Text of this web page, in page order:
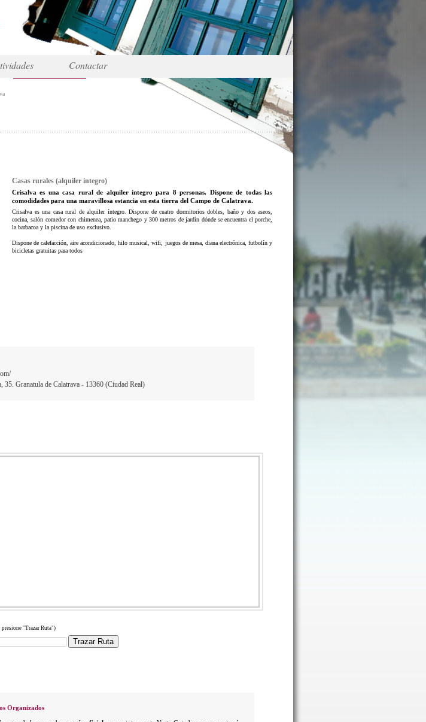
Contactar
Casas rurales (alquiler integro)
Crisalva es una casa rural de alquiler íntegro para 8 personas. Dispone de todas las
comodidades para una maravillosa estancia en esta tierra del Campo de Calatrava.
Crisalva es una casa rural de alquiler íntegro. Dispone de cuatro dormitorios dobles, baño y dos aseos,
cocina, salón comedor con chimenea, patio manchego y 300 metros de jardín dónde se encuentra el porche,
la barbacoa y la piscina de uso exclusivo.
Dispone de calefacción, aire acondicionado, hilo musical, wifi, juegos de mesa, diana electrónica, futbolín y
bicicletas gratuitas para todos
35. Granatula de Calatrava - 13360 (Ciudad Real)
presione "Trazar Ruta")
Organizados